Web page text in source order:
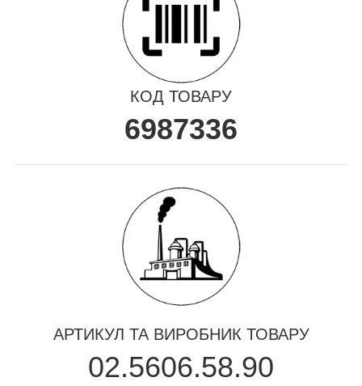
КОД ТОВАРУ
6987336
АРТИКУЛ ТА ВИРОБНИК ТОВАРУ
02.5606.58.90